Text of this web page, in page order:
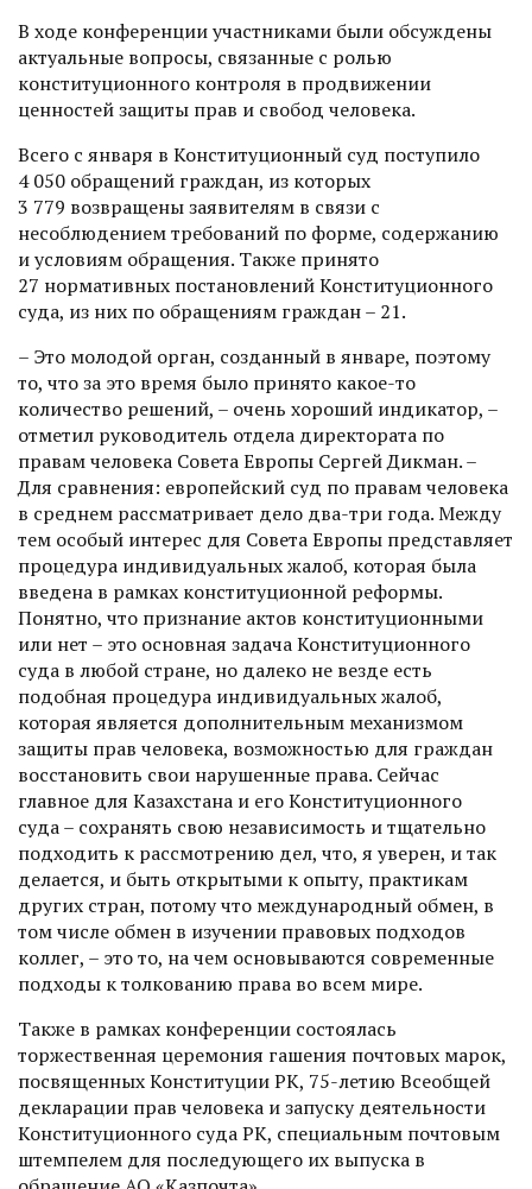
В ходе конференции участниками были обсуждены
актуальные вопросы, связанные с ролью
конституционного контроля в продвижении
ценностей защиты прав и свобод человека.
Всего с января в Конституционный суд поступило
4 050 обра­щений граждан, из которых
3 779 возвращены заявителям в связи с
несоблюдением требований по форме, содержанию
и условиям обращения. Также принято
27 нормативных постановлений Конституционного
суда, из них по обращениям граждан – 21.
– Это молодой орган, созданный в январе, поэтому
то, что за это время было принято какое-то
количество решений, – очень хороший индикатор, –
отметил руководитель отдела директората по
правам человека Совета Европы Сергей Дикман. –
Для сравнения: европейский суд по правам человека
в среднем рассматривает дело два-три года. Между
тем особый интерес для Совета Европы представляет
процедура индивидуальных жалоб, которая была
введена в рамках конституционной реформы.
Понятно, что признание актов конституционными
или нет – это основная задача Конституционного
суда в любой стране, но далеко не везде есть
подобная процедура индивидуальных жалоб,
которая является дополнительным механизмом
защиты прав человека, возможностью для граждан
восстановить свои нарушенные права. Сейчас
главное для Казахстана и его Конституционного
суда – сохранять свою независимость и тщательно
подходить к рассмотрению дел, что, я уверен, и так
делается, и быть открытыми к опыту, прак­тикам
других стран, потому что международный обмен, в
том числе обмен в изучении правовых подходов
коллег, – это то, на чем основываются современные
подходы к толкованию права во всем мире.
Также в рамках конференции состоялась
торжественная церемония гашения почтовых марок,
посвященных Конституции РК, 75-летию Всеобщей
декларации прав человека и запуску деятельности
Конституционного суда РК, специальным почтовым
штемпелем для последующего их выпуска в